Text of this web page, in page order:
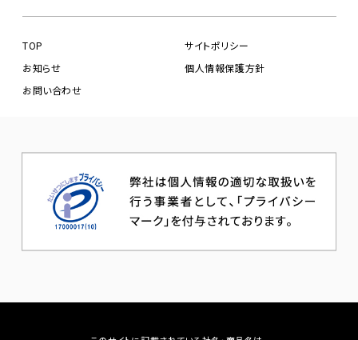
TOP
お知らせ
お問い合わせ
サイトポリシー
個人情報保護方針